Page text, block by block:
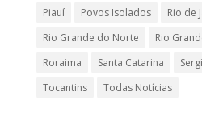
Piauí
Povos Isolados
Rio de
Rio Grande do Norte
Rio
Roraima
Santa Catarina
Tocantins
Todas Notícias